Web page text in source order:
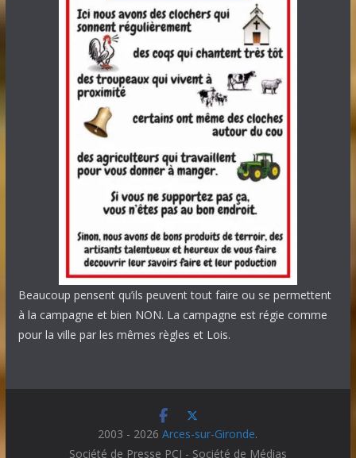
Beaucoup pensent qu’ils peuvent tout faire ou se permettent
à la campagne et bien NON. La campagne est régie comme
pour la ville par les mêmes règles et Lois.
2003 - 2026Arces-sur-Gironde.
Société de Presse PCI - Société de Médias